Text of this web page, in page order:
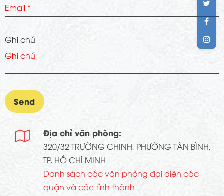
Ghi chú
 Địa chỉ văn phòng:
320/32 TRƯỜNG CHINH, PHƯỜNG TÂN BÌNH,
TP. HỒ CHÍ MINH
Danh sách các văn phòng đại diện các
quận và các tỉnh thành